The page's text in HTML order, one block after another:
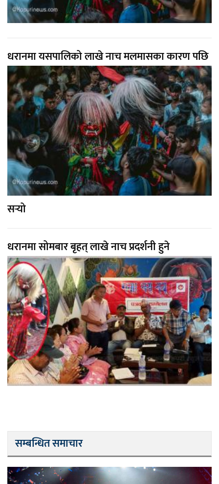
धरानमा यसपालिको लाखे नाच मलमासका कारण पछि
सर्‍यो
धरानमा सोमबार बृहत् लाखे नाच प्रदर्शनी हुने
सम्बन्धित समाचार